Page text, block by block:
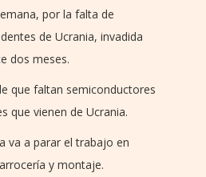
por la falta de
de Ucrania, invadida
dos meses.
que faltan semiconductores
que vienen de Ucrania.
va a parar el trabajo en
y montaje.